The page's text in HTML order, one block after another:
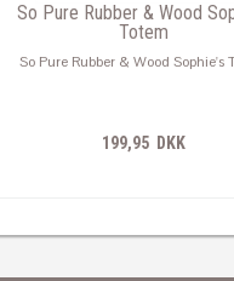
So Pure Rubber & Wood
Totem
So Pure Rubber & Wood Sophie's
199,95 DKK